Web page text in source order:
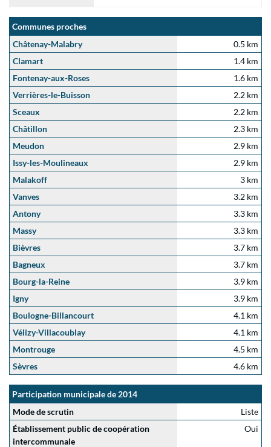
Communes proches
Châtenay-Malabry
0.5 km
Clamart
1.4 km
Fontenay-aux-Roses
1.6 km
Verrières-le-Buisson
2.2 km
Sceaux
2.2 km
Châtillon
2.3 km
Meudon
2.9 km
Issy-les-Moulineaux
2.9 km
Malakoff
3 km
Vanves
3.2 km
Antony
3.3 km
Massy
3.3 km
Bièvres
3.7 km
Bagneux
3.7 km
Bourg-la-Reine
3.9 km
Igny
3.9 km
Boulogne-Billancourt
4.1 km
Vélizy-Villacoublay
4.1 km
Montrouge
4.5 km
Sèvres
4.6 km
Participation municipale de 2014
Mode de scrutin
Liste
Établissement public de coopération
intercommunale
Oui